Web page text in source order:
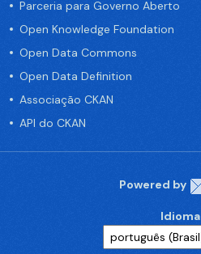
Parceria para Governo Aberto
Open Knowledge Foundation
Open Data Commons
Open Data Definition
Associação CKAN
API do CKAN
Powered by
Idioma